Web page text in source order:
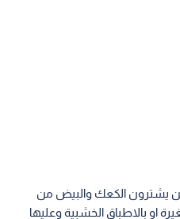
يشترون الكعك والبيض من
او بالاطباق الخشبية وعليها